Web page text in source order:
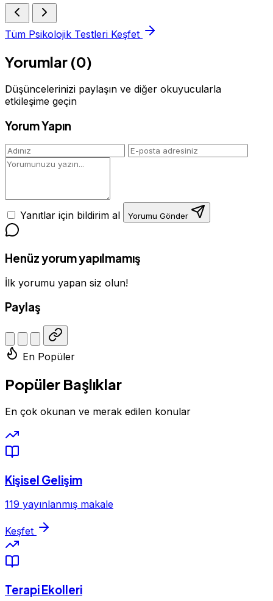
Tüm Psikolojik Testleri Keşfet
Yorumlar (0)
Düşüncelerinizi paylaşın ve diğer okuyucularla
etkileşime geçin
Yorum Yapın
Yanıtlar için bildirim al Yorumu Gönder
Henüz yorum yapılmamış
İlk yorumu yapan siz olun!
Paylaş
En Popüler
Popüler Başlıklar
En çok okunan ve merak edilen konular
Kişisel Gelişim
119 yayınlanmış makale
Keşfet
Terapi Ekolleri